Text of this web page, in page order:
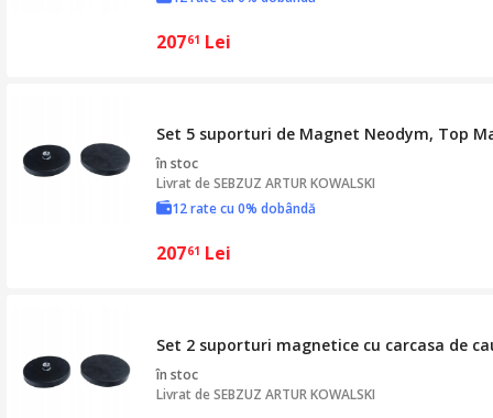
20761 Lei
Set 5 suporturi de Magnet Neodym, Top
în stoc
Livrat deSEBZUZ ARTUR KOWALSKI
12 rate cu 0% dobândă
20761 Lei
Set 2 suporturi magnetice cu carcasa de
în stoc
Livrat deSEBZUZ ARTUR KOWALSKI